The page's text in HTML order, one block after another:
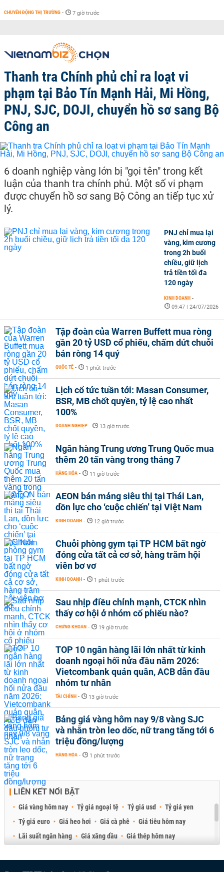
CHUYỂN ĐỘNG THỊ TRƯỜNG - 7 giờ trước
Thanh tra Chính phủ chỉ ra loạt vi
phạm tại Bảo Tín Mạnh Hải, Mi Hồng,
PNJ, SJC, DOJI, chuyển hồ sơ sang Bộ
Công an
6 doanh nghiệp vàng lớn bị "gọi tên" trong kết
luận của thanh tra chính phủ. Một số vi phạm
được chuyển hồ sơ sang Bộ Công an tiếp tục xử
lý.
PNJ chỉ mua lại
vàng, kim cương
trong 2h buổi
chiều, giữ lịch
trả tiền tối đa
120 ngày
KINH DOANH -
09:47 | 24/07/2026
Tập đoàn của Warren Buffett mua ròng
gần 20 tỷ USD cổ phiếu, chấm dứt chuỗi
bán ròng 14 quý
QUỐC TẾ - 1 phút trước
Lịch cổ tức tuần tới: Masan Consumer,
BSR, MB chốt quyền, tỷ lệ cao nhất
100%
DOANH NGHIỆP - 13 giờ trước
Ngân hàng Trung ương Trung Quốc mua
thêm 20 tấn vàng trong tháng 7
HÀNG HÓA - 11 giờ trước
AEON bán mảng siêu thị tại Thái Lan,
dồn lực cho ‘cuộc chiến’ tại Việt Nam
KINH DOANH - 12 giờ trước
Chuỗi phòng gym tại TP HCM bất ngờ
đóng cửa tất cả cơ sở, hàng trăm hội
viên bơ vơ
KINH DOANH - 1 phút trước
Sau nhịp điều chỉnh mạnh, CTCK nhìn
thấy cơ hội ở nhóm cổ phiếu nào?
CHỨNG KHOÁN - 19 giờ trước
TOP 10 ngân hàng lãi lớn nhất từ kinh
doanh ngoại hối nửa đầu năm 2026:
Vietcombank quán quân, ACB dẫn đầu
nhóm tư nhân
TÀI CHÍNH - 13 giờ trước
Bảng giá vàng hôm nay 9/8 vàng SJC
và nhẫn tròn leo dốc, nữ trang tăng tới 6
triệu đồng/lượng
HÀNG HÓA - 1 phút trước
LIÊN KẾT NỔI BẬT
Giá vàng hôm nay Tỷ giá ngoại tệ Tỷ giá usd
Tỷ giá yen
Tỷ giá euro
Giá heo hơi Giá cà phê
Giá tiêu hôm nay
Lãi suất ngân hàng
Giá xăng dầu
Giá thép hôm nay